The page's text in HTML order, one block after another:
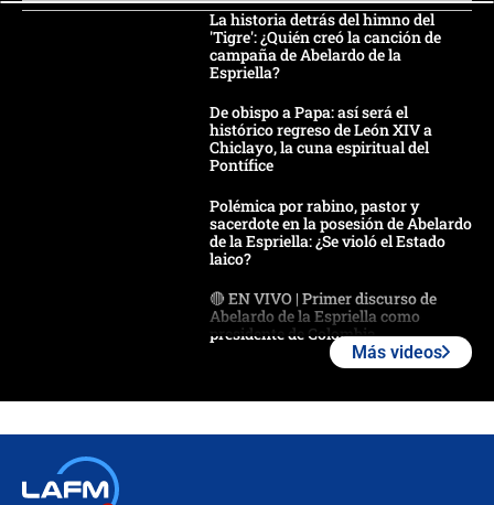
La historia detrás del himno del
'Tigre': ¿Quién creó la canción de
campaña de Abelardo de la
Espriella?
De obispo a Papa: así será el
histórico regreso de León XIV a
Chiclayo, la cuna espiritual del
Pontífice
Polémica por rabino, pastor y
sacerdote en la posesión de Abelardo
de la Espriella: ¿Se violó el Estado
laico?
🔴 EN VIVO | Primer discurso de
Abelardo de la Espriella como
presidente de Colombia
Más videos